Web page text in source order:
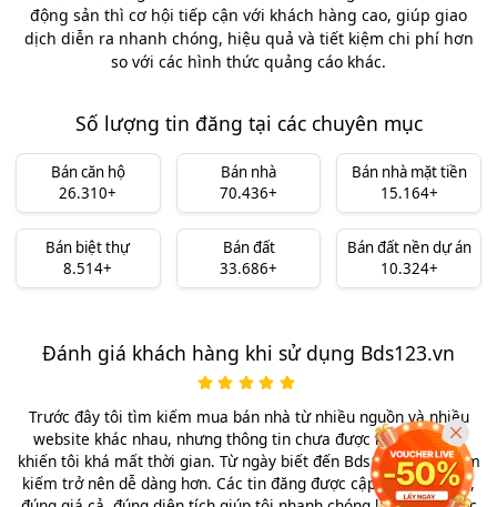
động sản thì cơ hội tiếp cận với khách hàng cao, giúp giao
dịch diễn ra nhanh chóng, hiệu quả và tiết kiệm chi phí hơn
so với các hình thức quảng cáo khác.
Số lượng tin đăng tại các chuyên mục
Bán căn hộ
26.310+
Bán nhà
70.436+
Bán nhà mặt tiền
15.164+
Bán biệt thự
8.514+
Bán đất
33.686+
Bán đất nền dự án
10.324+
Đánh giá khách hàng khi sử dụng Bds123.vn
Trước đây tôi tìm kiếm mua bán nhà từ nhiều nguồn và nhiều
website khác nhau, nhưng thông tin chưa được kiểm chứng,
khiến tôi khá mất thời gian. Từ ngày biết đến Bds123.vn việc tìm
kiếm trở nên dễ dàng hơn. Các tin đăng được cập nhật rõ ràng,